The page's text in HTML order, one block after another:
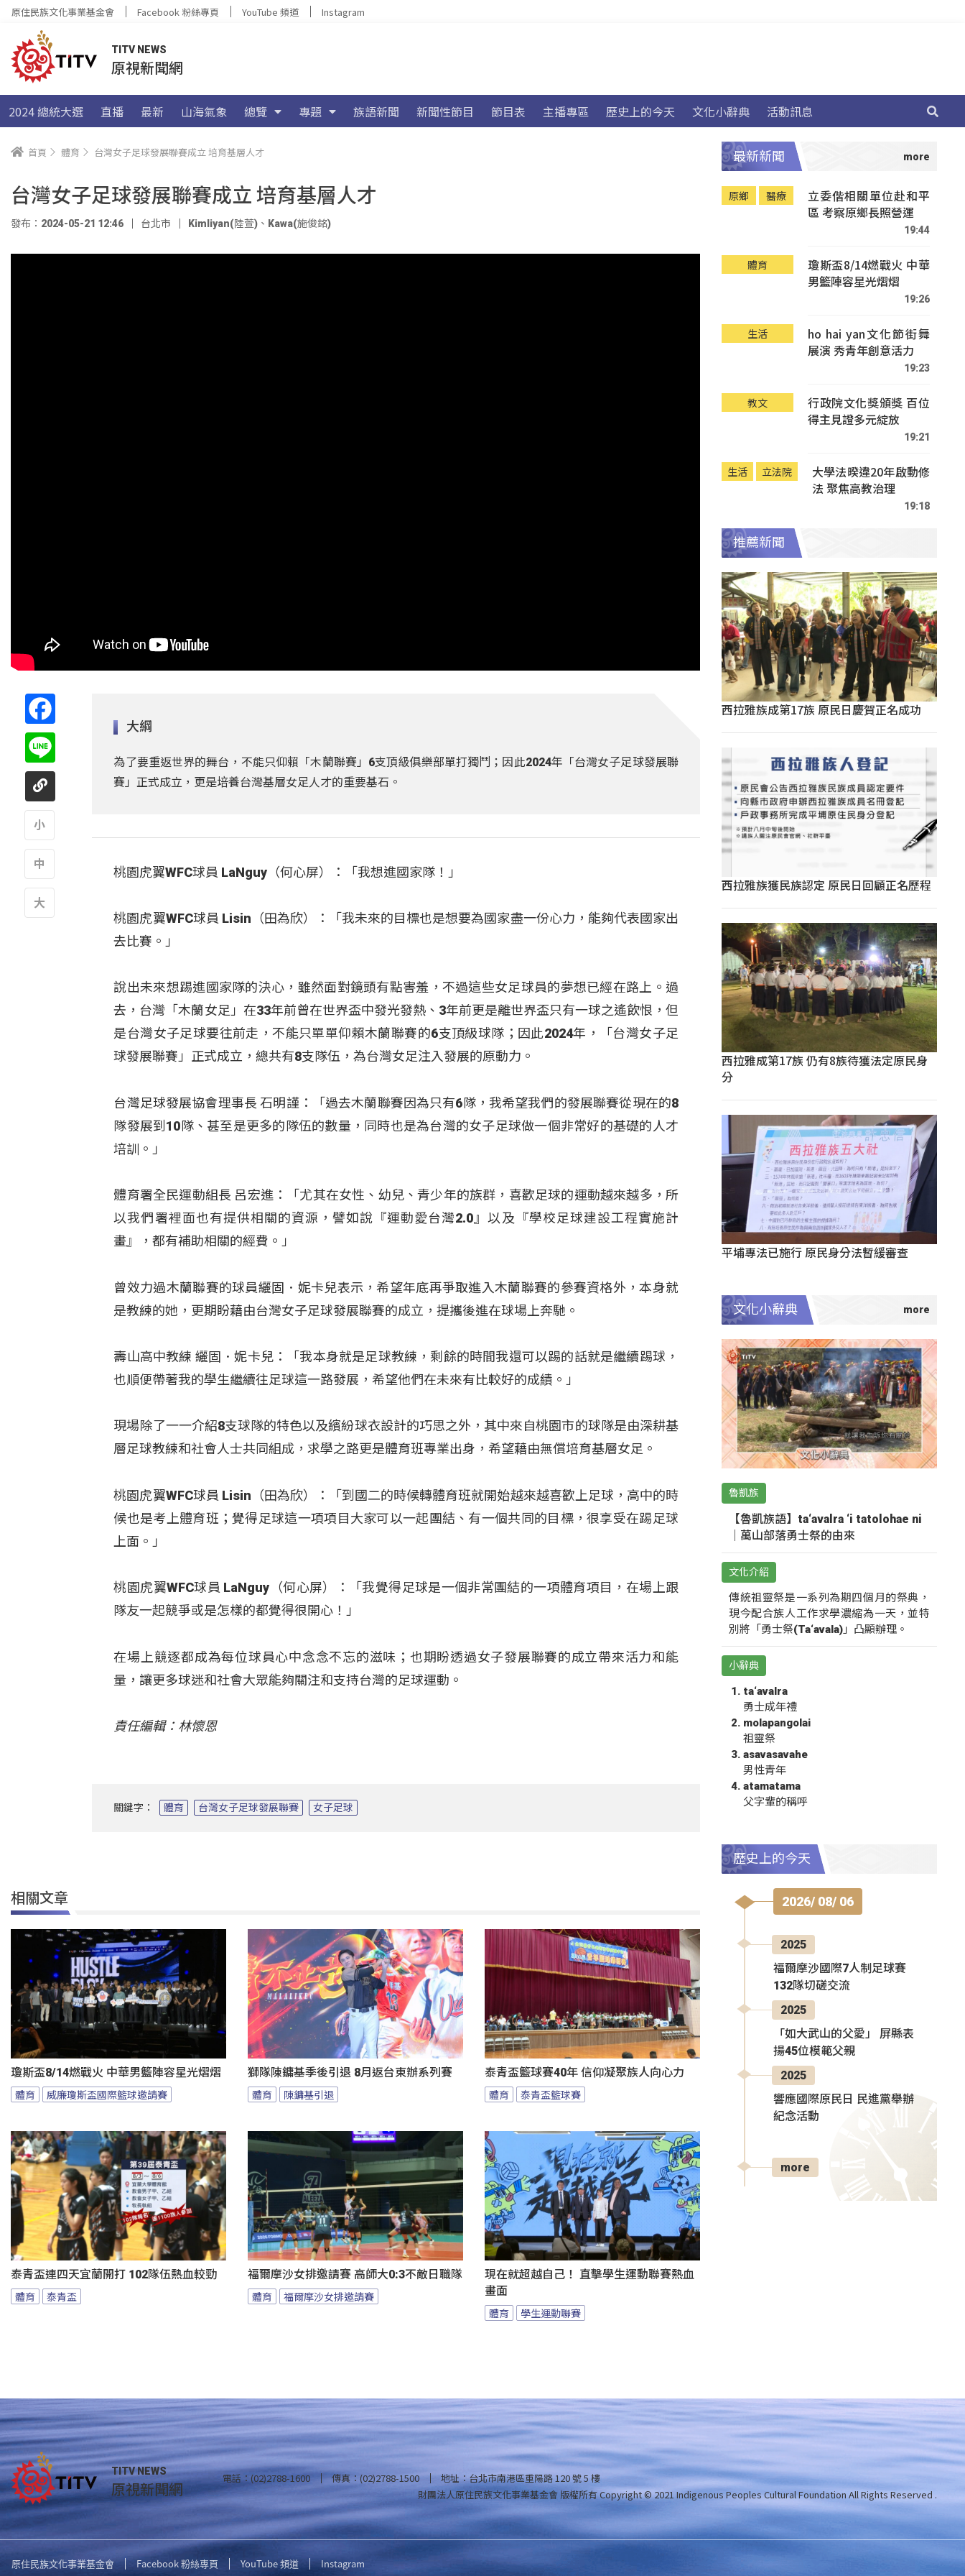
原住民族文化事業基金會 Facebook 粉絲專頁 YouTube 頻道 Instagram
TITV NEWS
原視新聞網
2024 總統大選 直播 最新 山海氣象 總覽 專題 族語新聞 新聞性節目 節目表 主播專區 歷史上的今天 文化小辭典 活動訊息
首頁 體育 台灣女子足球發展聯賽成立 培育基層人才
台灣女子足球發展聯賽成立 培育基層人才
發布：2024-05-21 12:46 台北市 Kimliyan(陸萱) 、 Kawa(施俊銘)
大綱
為了要重返世界的舞台，不能只仰賴「木蘭聯賽」6支頂級俱樂部單打獨鬥；因此2024年「台灣女子足球發展聯
賽」正式成立，更是培養台灣基層女足人才的重要基石。
桃園虎翼WFC球員 LaNguy（何心屏）：「我想進國家隊！」
桃園虎翼WFC球員 Lisin（田為欣）：「我未來的目標也是想要為國家盡一份心力，能夠代表國家出
去比賽。」
說出未來想踢進國家隊的決心，雖然面對鏡頭有點害羞，不過這些女足球員的夢想已經在路上。過
去，台灣「木蘭女足」在33年前曾在世界盃中發光發熱、3年前更是離世界盃只有一球之遙飲恨，但
是台灣女子足球要往前走，不能只單單仰賴木蘭聯賽的6支頂級球隊；因此2024年，「台灣女子足
球發展聯賽」正式成立，總共有8支隊伍，為台灣女足注入發展的原動力。
台灣足球發展協會理事長 石明謹：「過去木蘭聯賽因為只有6隊，我希望我們的發展聯賽從現在的8
隊發展到10隊、甚至是更多的隊伍的數量，同時也是為台灣的女子足球做一個非常好的基礎的人才
培訓。」
體育署全民運動組長 呂宏進：「尤其在女性、幼兒、青少年的族群，喜歡足球的運動越來越多，所
以我們署裡面也有提供相關的資源，譬如說『運動愛台灣2.0』以及『學校足球建設工程實施計
畫』，都有補助相關的經費。」
曾效力過木蘭聯賽的球員纚固．妮卡兒表示，希望年底再爭取進入木蘭聯賽的參賽資格外，本身就
是教練的她，更期盼藉由台灣女子足球發展聯賽的成立，提攜後進在球場上奔馳。
壽山高中教練 纚固．妮卡兒：「我本身就是足球教練，剩餘的時間我還可以踢的話就是繼續踢球，
也順便帶著我的學生繼續往足球這一路發展，希望他們在未來有比較好的成績。」
現場除了一一介紹8支球隊的特色以及繽紛球衣設計的巧思之外，其中來自桃園市的球隊是由深耕基
層足球教練和社會人士共同組成，求學之路更是體育班專業出身，希望藉由無償培育基層女足。
桃園虎翼WFC球員 Lisin（田為欣）：「到國二的時候轉體育班就開始越來越喜歡上足球，高中的時
候也是考上體育班；覺得足球這一項項目大家可以一起團結、有一個共同的目標，很享受在踢足球
上面。」
桃園虎翼WFC球員 LaNguy（何心屏）：「我覺得足球是一個非常團結的一項體育項目，在場上跟
隊友一起競爭或是怎樣的都覺得很開心！」
在場上競逐都成為每位球員心中念念不忘的滋味；也期盼透過女子發展聯賽的成立帶來活力和能
量，讓更多球迷和社會大眾能夠關注和支持台灣的足球運動。
責任編輯：林懷恩
關鍵字： 體育 台灣女子足球發展聯賽 女子足球
相關文章
瓊斯盃8/14燃戰火 中華男籃陣容星光熠熠
體育 威廉瓊斯盃國際籃球邀請賽
獅隊陳鏞基季後引退 8月返台東辦系列賽
體育 陳鏞基引退
泰青盃籃球賽40年 信仰凝聚族人向心力
體育 泰青盃籃球賽
泰青盃連四天宜蘭開打 102隊伍熱血較勁
體育 泰青盃
福爾摩沙女排邀請賽 高師大0:3不敵日職隊
體育 福爾摩沙女排邀請賽
現在就超越自己！ 直擊學生運動聯賽熱血
畫面
體育 學生運動聯賽
最新新聞
原鄉 醫療
立委偕相關單位赴和平
區 考察原鄉長照營運
19:44
體育
瓊斯盃8/14燃戰火 中華
男籃陣容星光熠熠
19:26
生活
ho hai yan文化節街舞
展演 秀青年創意活力
19:23
教文
行政院文化獎頒獎 百位
得主見證多元綻放
19:21
生活 立法院
大學法暌違20年啟動修
法 聚焦高教治理
19:18
推薦新聞
西拉雅族成第17族 原民日慶賀正名成功
西拉雅族獲民族認定 原民日回顧正名歷程
西拉雅成第17族 仍有8族待獲法定原民身
分
平埔專法已施行 原民身分法暫緩審查
文化小辭典
魯凱族
【魯凱族語】ta‘avalra ‘i tatolohae ni
｜萬山部落勇士祭的由來
文化介紹
傳統祖靈祭是一系列為期四個月的祭典，
現今配合族人工作求學濃縮為一天，並特
別將「勇士祭(Ta‘avala)」凸顯辦理。
小辭典
ta‘avalra
勇士成年禮
molapangolai
祖靈祭
asavasavahe
男性青年
atamatama
父字輩的稱呼
歷史上的今天
2026/ 08/ 06
2025
福爾摩沙國際7人制足球賽
132隊切磋交流
2025
「如大武山的父愛」 屏縣表
揚45位模範父親
2025
響應國際原民日 民進黨舉辦
紀念活動
more
TITV NEWS
原視新聞網 電話：(02)2788-1600 傳真：(02)2788-1500
地址：台北市南港區重陽路 120 號 5 樓
財團法人原住民族文化事業基金會 版權所有Copyright © 2021 Indigenous Peoples Cultural Foundation All Rights Reserved .
原住民族文化事業基金會 Facebook 粉絲專頁 YouTube 頻道 Instagram